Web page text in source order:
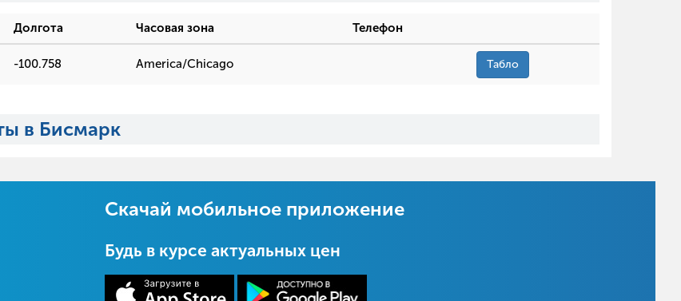
Долгота Часовая зона Телефон
-100.758 America/Chicago Табло
в Бисмарк
Скачай мобильное приложение
Будь в курсе актуальных цен